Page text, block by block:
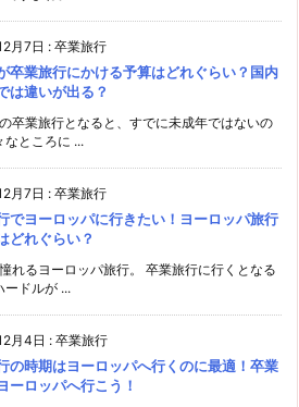
月7日 : 卒業旅行
卒業旅行にかける予算はどれぐらい？国内
は違いが出る？
卒業旅行となると、すでに未成年ではないの
なところに ...
月7日 : 卒業旅行
でヨーロッパに行きたい！ヨーロッパ旅行
どれぐらい？
れるヨーロッパ旅行。 卒業旅行に行くとなる
ードルが ...
月4日 : 卒業旅行
の時期はヨーロッパへ行くのに最適！卒業
ーロッパへ行こう！